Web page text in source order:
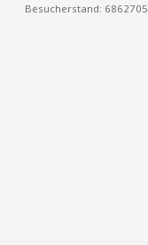
Besucherstand: 6862705